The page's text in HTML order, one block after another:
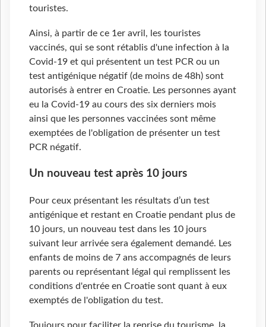
touristes.
Ainsi, à partir de ce 1er avril, les touristes
vaccinés, qui se sont rétablis d'une infection à la
Covid-19 et qui présentent un test PCR ou un
test antigénique négatif (de moins de 48h) sont
autorisés à entrer en Croatie. Les personnes ayant
eu la Covid-19 au cours des six derniers mois
ainsi que les personnes vaccinées sont même
exemptées de l'obligation de présenter un test
PCR négatif.
Un nouveau test après 10 jours
Pour ceux présentant les résultats d’un test
antigénique et restant en Croatie pendant plus de
10 jours, un nouveau test dans les 10 jours
suivant leur arrivée sera également demandé. Les
enfants de moins de 7 ans accompagnés de leurs
parents ou représentant légal qui remplissent les
conditions d'entrée en Croatie sont quant à eux
exemptés de l'obligation du test.
Toujours pour faciliter la reprise du tourisme, la